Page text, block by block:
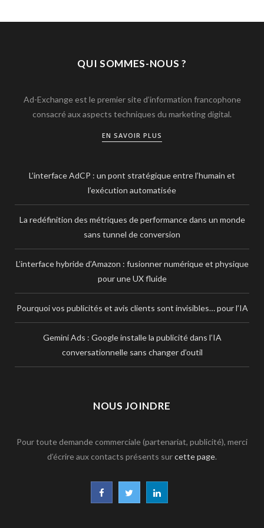
QUI SOMMES-NOUS ?
Ad-Exchange est le premier site d’information francophone
consacré aux aspects techniques du marketing digital.
EN SAVOIR PLUS
L’interface AdCP : un pont stratégique entre l’humain et
l’exécution automatisée
La redéfinition des métriques de performance dans un monde
sans tunnel de conversion
L’interface hybride d’Amazon : fusionner numérique et physique
pour une UX fluide
Pourquoi vos publicités et avis clients sont invisibles… pour l’IA
Gemini Ads : Google installe la publicité dans l’IA
conversationnelle sans changer d’outil
NOUS JOINDRE
Pour toute demande commerciale (partenariat, publicité), merci
d’écrire aux contacts présents surcette page.
F L